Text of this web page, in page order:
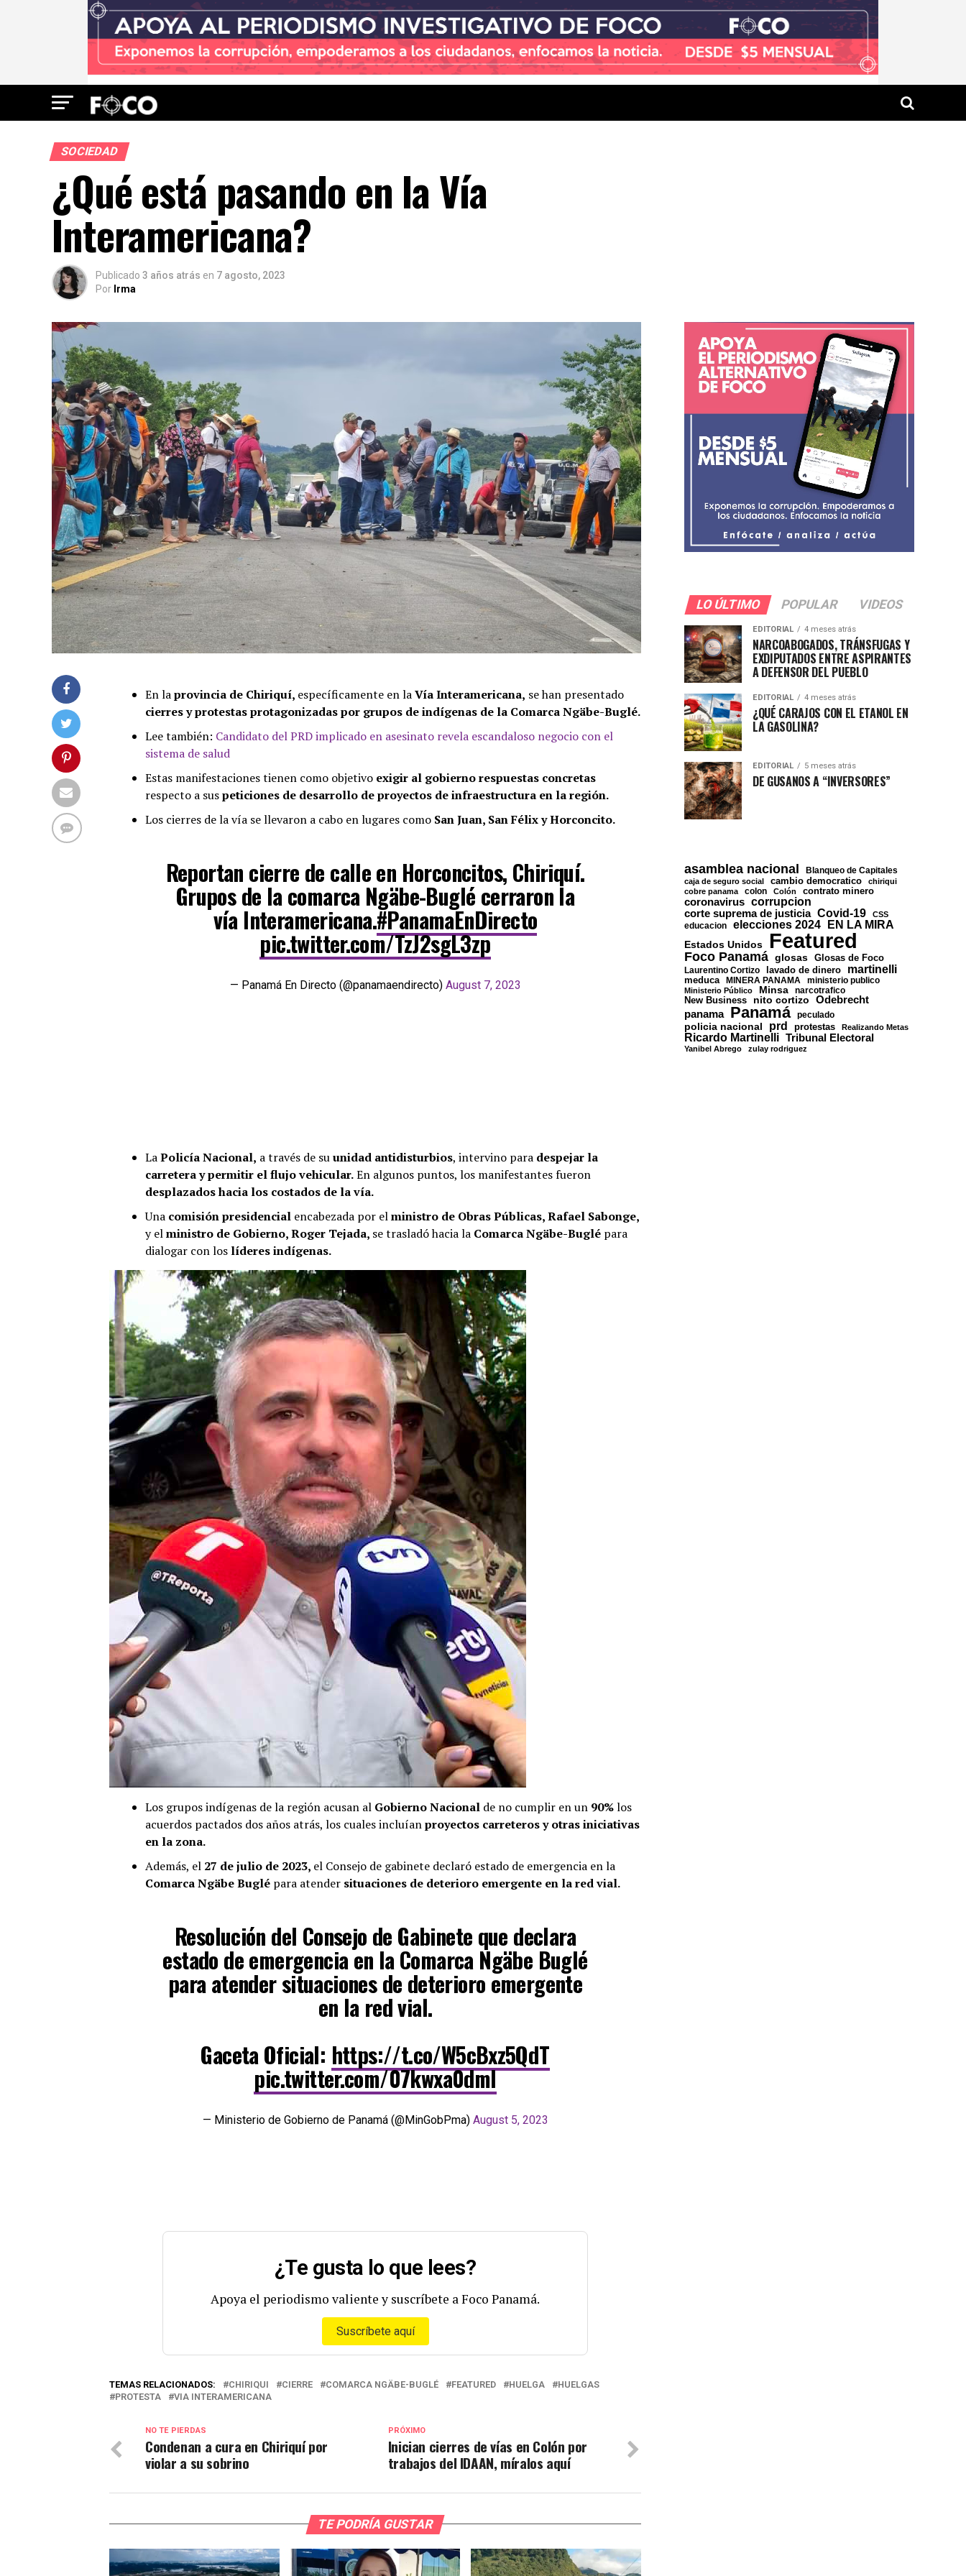
SOCIEDAD
¿Qué está pasando en la Vía
Interamericana?
Publicado 3 años atrás en 7 agosto, 2023
Por Irma
En laprovincia de Chiriquí, específicamente en laVía Interamericana, se han presentado
cierres y protestas protagonizadas por grupos de indígenas de la Comarca Ngäbe-Buglé.
Lee también: Candidato del PRD implicado en asesinato revela escandaloso negocio con el
sistema de salud
Estas manifestaciones tienen como objetivo exigir al gobierno respuestas concretas
respecto a suspeticiones de desarrollo de proyectos de infraestructura en la región.
Los cierres de la vía se llevaron a cabo en lugares como San Juan, San Félix y Horconcito.
Reportan cierre de calle en Horconcitos, Chiriquí.
Grupos de la comarca Ngäbe-Buglé cerraron la
vía Interamericana.#PanamaEnDirecto
pic.twitter.com/TzJ2sgL3zp
— Panamá En Directo (@panamaendirecto) August 7, 2023
LaPolicía Nacional, a través de suunidad antidisturbios, intervino para despejar la
carretera y permitir el flujo vehicular.En algunos puntos, los manifestantes fueron
desplazados hacia los costados de la vía.
Una comisión presidencial encabezada por elministro de Obras Públicas, Rafael Sabonge,
y elministro de Gobierno, Roger Tejada, se trasladó hacia la Comarca Ngäbe-Buglé para
dialogar con los líderes indígenas.
Los grupos indígenas de la región acusan al Gobierno Nacional de no cumplir en un 90%los
acuerdos pactados dos años atrás, los cuales incluíanproyectos carreteros y otras iniciativas
en la zona.
Además, el 27 de julio de 2023, el Consejo de gabinete declaró estado de emergencia en la
Comarca Ngäbe Buglé para atender situaciones de deterioro emergente en la red vial.
Resolución del Consejo de Gabinete que declara
estado de emergencia en la Comarca Ngäbe Buglé
para atender situaciones de deterioro emergente
en la red vial.
Gaceta Oficial: https://t.co/W5cBxz5QdT
pic.twitter.com/07kwxa0dmI
— Ministerio de Gobierno de Panamá (@MinGobPma) August 5, 2023
¿Te gusta lo que lees?
Apoya el periodismo valiente y suscríbete a Foco Panamá.
Suscríbete aquí
TEMAS RELACIONADOS: CHIRIQUI CIERRE COMARCA NGÄBE-BUGLÉ FEATURED HUELGA
HUELGAS
PROTESTA
VIA INTERAMERICANA
PRÓXIMO
Inician cierres de vías en Colón por
trabajos del IDAAN, míralos aquí
NO TE PIERDAS
Condenan a cura en Chiriquí por
violar a su sobrino
TE PODRÍA GUSTAR
LO ÚLTIMO POPULAR VIDEOS
EDITORIAL 4 meses atrás
NARCOABOGADOS, TRÁNSFUGAS Y
EXDIPUTADOS ENTRE ASPIRANTES
A DEFENSOR DEL PUEBLO
EDITORIAL 4 meses atrás
¿QUÉ CARAJOS CON EL ETANOL EN
LA GASOLINA?
EDITORIAL 5 meses atrás
DE GUSANOS A “INVERSORES”
asamblea nacional Blanqueo de Capitales
caja de seguro social cambio democratico
chiriqui
cobre panama
colon Colón contrato minero
coronavirus corrupcion
corte suprema de justicia Covid-19 CSS
educacion elecciones 2024 EN LA MIRA
Estados Unidos Featured
Foco Panamá glosas Glosas de Foco
Laurentino Cortizo lavado de dinero martinelli
meduca MINERA PANAMA ministerio publico
Ministerio Público Minsa
narcotrafico
New Business
nito cortizo Odebrecht
panama Panamá peculado
policia nacional prd protestas Realizando Metas
Ricardo Martinelli Tribunal Electoral
Yanibel Abrego zulay rodriguez